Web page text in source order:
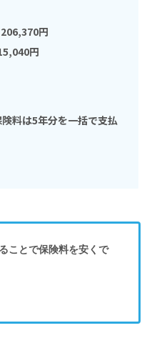
円
円
料は5年分を一括で支払
ことで保険料を安くで